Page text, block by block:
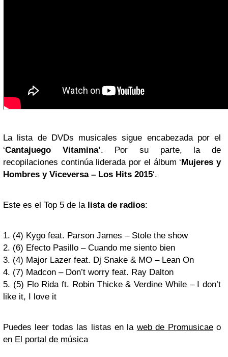
La lista de DVDs musicales sigue encabezada por el
‘Cantajuego Vitamina’. Por su parte, la de
recopilaciones continúa liderada por el álbum ‘ Mujeres y
Hombres y Viceversa – Los Hits 2015‘.
Este es el Top 5 de la lista de radios:
1. (4) Kygo feat. Parson James – Stole the show
2. (6) Efecto Pasillo – Cuando me siento bien
3. (4) Major Lazer feat. Dj Snake & MO – Lean On
4. (7) Madcon – Don’t worry feat. Ray Dalton
5. (5) Flo Rida ft. Robin Thicke & Verdine While – I don’t
like it, I love it
Puedes leer todas las listas en la web de Promusicaeo
en El portal de música